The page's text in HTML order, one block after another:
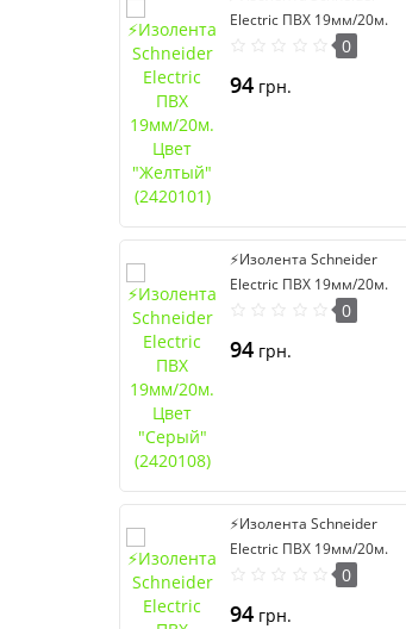
Electric ПВХ 19мм/20м.
Цвет "Желтый" (2420101)
0
94 грн.
⚡Изолента Schneider
Electric ПВХ 19мм/20м.
Цвет "Серый" (2420108)
0
94 грн.
⚡Изолента Schneider
Electric ПВХ 19мм/20м.
Цвет "Белый" (2420104)
0
94 грн.